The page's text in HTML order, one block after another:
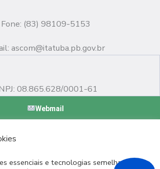
Fone: (83) 98109-5153
ascom@itatuba.pb.gov.br
08.865.628/0001-61
Webmail
essenciais e tecnologias semelhantes de